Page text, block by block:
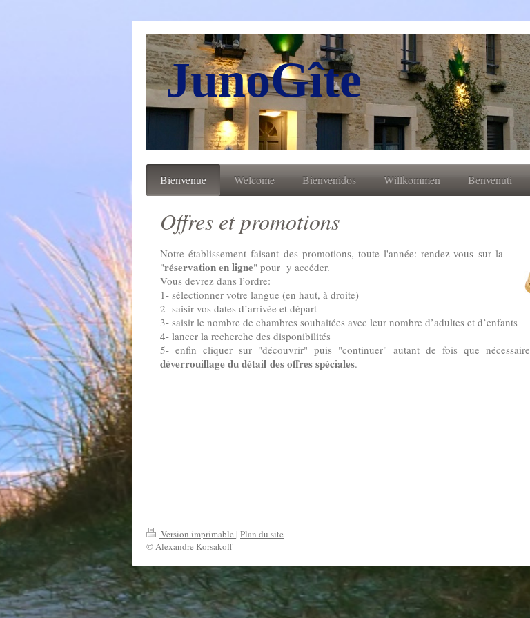
JunoGîte
Bienvenue Welcome Bienvenidos Willkommen Benvenuti
Offres et promotions
Notre établissement faisant des promotions, toute l'année: rendez-vous sur la
"réservationenligne" pour y accéder.
Vous devrez dans l’ordre:
1- sélectionner votre langue (en haut, à droite)
2- saisir vos dates d’arrivée et départ
3- saisir le nombre de chambres souhaitées avec leur nombre d’adultes et d’enfants
4- lancer la recherche des disponibilités
5- enfin cliquer sur "découvrir" puis "continuer" autant de fois que nécessaire
déverrouillage dudétail desoffresspéciales.
Version imprimable | Plan du site
© Alexandre Korsakoff